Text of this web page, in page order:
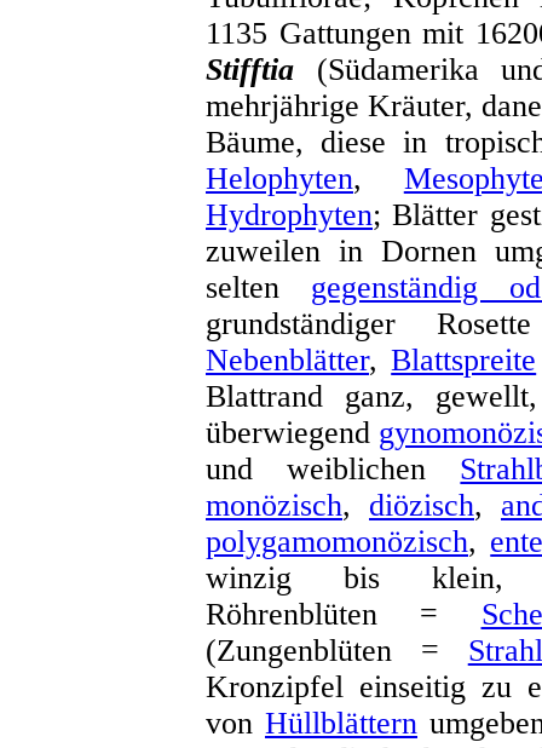
1135 Gattungen mit
Stifftia (Südamerika
mehrjährige Kräuter,
Bäume, diese in
Helophyten,
Hydrophyten; Blätter
zuweilen in Dornen
selten gegenständig
grundständiger
Nebenblätter,Blattspreite
Blattrand ganz,
überwiegend
und weiblichen
monözisch, diözisch,
polygamomonözisch,
winzig bis
Röhrenblüten =
(Zungenblüten =
Kronzipfel einseitig zu
von Hüllblättern